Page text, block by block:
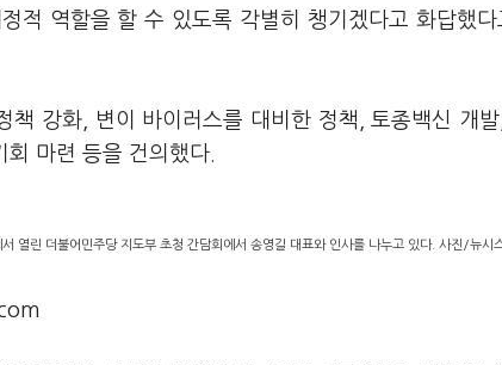
적 역할을 할 수 있도록 각별히 챙기겠다고 화답했
책 강화, 변이 바이러스를 대비한 정책, 토종백신 개
마련 등을 건의했다.
열린 더불어민주당 지도부 초청 간담회에서 송영길 대표와 인사를 나누고 있다. 사진/뉴시